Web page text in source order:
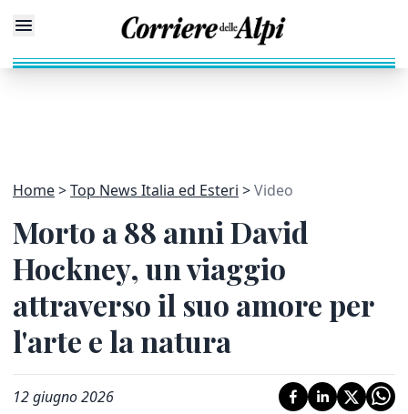
Home Top News Italia ed Esteri Video
Morto a 88 anni David
Hockney, un viaggio
attraverso il suo amore per
l'arte e la natura
12 giugno 2026